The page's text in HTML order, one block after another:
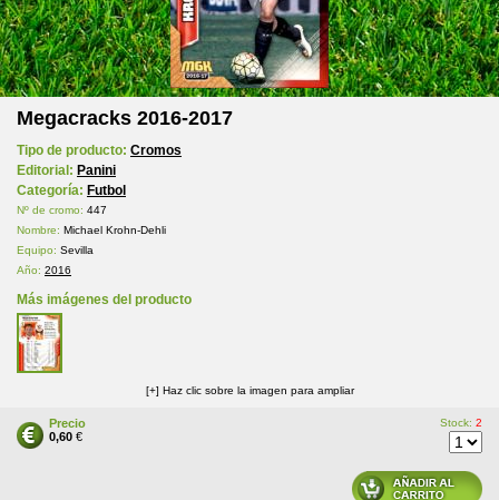
Megacracks 2016-2017
Tipo de producto: Cromos
Editorial: Panini
Categoría: Futbol
Nº de cromo: 447
Nombre: Michael Krohn-Dehli
Equipo: Sevilla
Año: 2016
Más imágenes del producto
[+] Haz clic sobre la imagen para ampliar
Precio
0,60 €
Stock: 2